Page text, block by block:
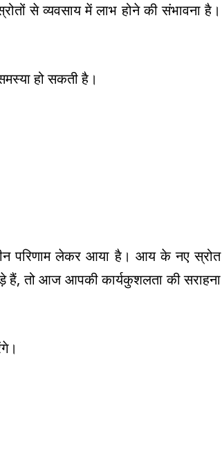
से व्यवसाय में लाभ होने की संभावना है।
हो सकती है।
परिणाम लेकर आया है। आय के नए स्रोत
हैं, तो आज आपकी कार्यकुशलता की सराहना